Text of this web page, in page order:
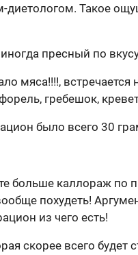
Такое
пресный по
мяса!!!!, встречается
гребешок,
было всего 30
больше каллораж по
похудеть!
из чего есть!
скорее всего будет